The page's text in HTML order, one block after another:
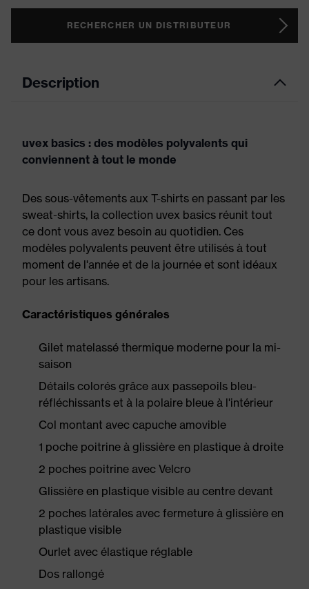
RECHERCHER UN DISTRIBUTEUR
Description
uvex basics : des modèles polyvalents qui
conviennent à tout le monde
Des sous-vêtements aux T-shirts en passant par les
sweat-shirts, la collection uvex basics réunit tout
ce dont vous avez besoin au quotidien. Ces
modèles polyvalents peuvent être utilisés à tout
moment de l'année et de la journée et sont idéaux
pour les artisans.
Caractéristiques générales
Gilet matelassé thermique moderne pour la mi-
saison
Détails colorés grâce aux passepoils bleu-
réfléchissants et à la polaire bleue à l'intérieur
Col montant avec capuche amovible
1 poche poitrine à glissière en plastique à droite
2 poches poitrine avec Velcro
Glissière en plastique visible au centre devant
2 poches latérales avec fermeture à glissière en
plastique visible
Ourlet avec élastique réglable
Dos rallongé